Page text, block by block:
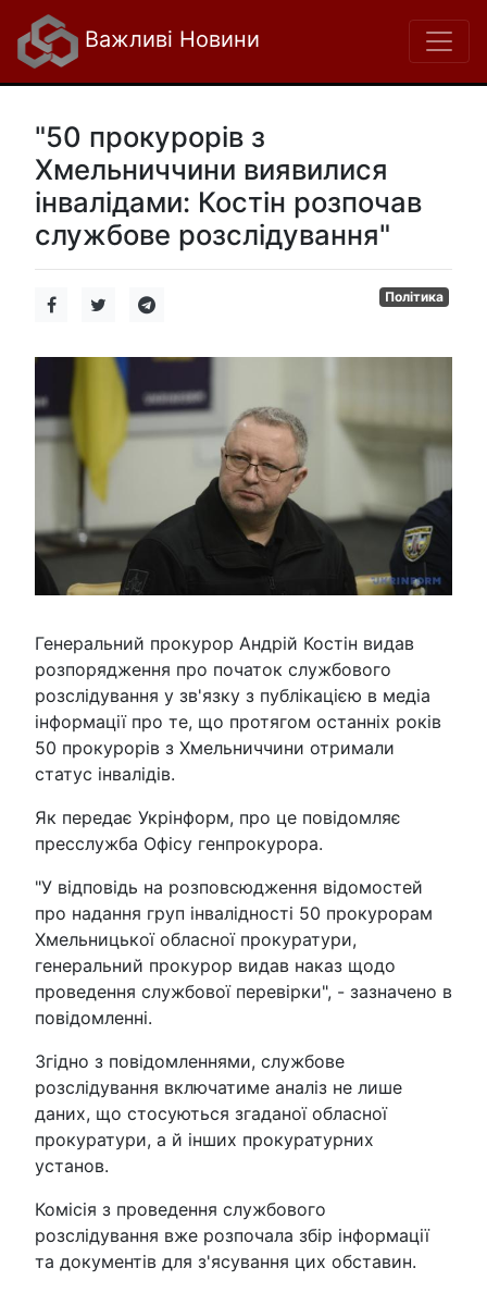
Важливі Новини
"50 прокурорів з
Хмельниччини виявилися
інвалідами: Костін розпочав
службове розслідування"
Політика
Генеральний прокурор Андрій Костін видав
розпорядження про початок службового
розслідування у зв'язку з публікацією в медіа
інформації про те, що протягом останніх років
50 прокурорів з Хмельниччини отримали
статус інвалідів.
Як передає Укрінформ, про це повідомляє
пресслужба Офісу генпрокурора.
"У відповідь на розповсюдження відомостей
про надання груп інвалідності 50 прокурорам
Хмельницької обласної прокуратури,
генеральний прокурор видав наказ щодо
проведення службової перевірки", - зазначено в
повідомленні.
Згідно з повідомленнями, службове
розслідування включатиме аналіз не лише
даних, що стосуються згаданої обласної
прокуратури, а й інших прокуратурних
установ.
Комісія з проведення службового
розслідування вже розпочала збір інформації
та документів для з'ясування цих обставин.